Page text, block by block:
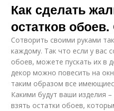
Пластиковые жалюзи
Плиссированные
жалюзи
Как сделать
остатков
Сотворить своими руками
каждому. Так что если у вас
обоев, можете пускать их в
декор можно повесить на
таким образом все
Какими будут ваши изделия
взять остатки обоев,